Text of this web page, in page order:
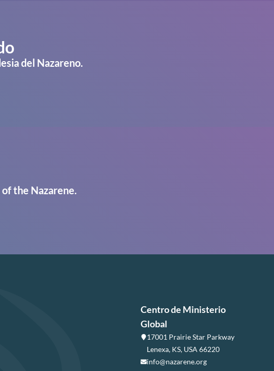
del Nazareno.
the Nazarene.
Centro de Ministerio
Global
17001 Prairie Star Parkway
Lenexa, KS, USA 66220
info@nazarene.org